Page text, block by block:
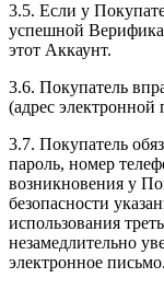
3.5. Если у
успешной
этот Аккаунт.
3.6. Покупатель
(адрес
3.7. Покупатель
пароль, номер
возникновения у
безопасности
использования
незамедлительно
электронное письмо.